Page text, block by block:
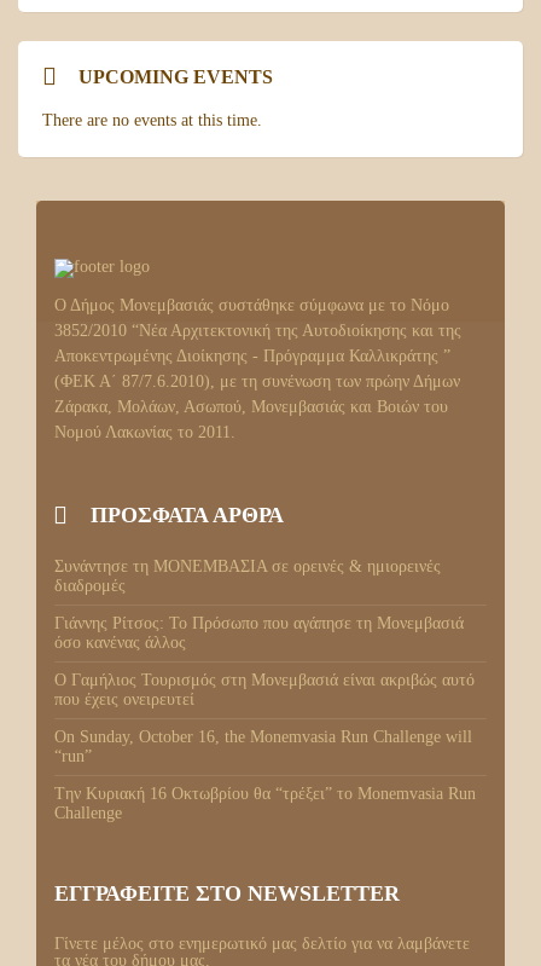
UPCOMING EVENTS
There are no events at this time.
Ο Δήμος Μονεμβασιάς συστάθηκε σύμφωνα με το Νόμο
3852/2010 “Νέα Αρχιτεκτονική της Αυτοδιοίκησης και της
Αποκεντρωμένης Διοίκησης - Πρόγραμμα Καλλικράτης ”
(ΦΕΚ Α΄ 87/7.6.2010), με τη συνένωση των πρώην Δήμων
Ζάρακα, Μολάων, Ασωπού, Μονεμβασιάς και Βοιών του
Νομού Λακωνίας το 2011.
ΠΡΌΣΦΑΤΑ ΆΡΘΡΑ
Συνάντησε τη ΜΟΝΕΜΒΑΣΙΑ σε ορεινές & ημιορεινές
διαδρομές
Γιάννης Ρίτσος: Το Πρόσωπο που αγάπησε τη Μονεμβασιά
όσο κανένας άλλος
Ο Γαμήλιος Τουρισμός στη Μονεμβασιά είναι ακριβώς αυτό
που έχεις ονειρευτεί
On Sunday, October 16, the Monemvasia Run Challenge will
“run”
Tην Κυριακή 16 Οκτωβρίου θα “τρέξει” το Monemvasia Run
Challenge
ΕΓΓΡΑΦΕΊΤΕ ΣΤΟ NEWSLETTER
Γίνετε μέλος στο ενημερωτικό μας δελτίο για να λαμβάνετε
τα νέα του δήμου μας.